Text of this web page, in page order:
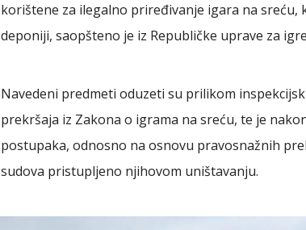
korištene za ilegalno priređivanje igara na
deponiji, saopšteno je iz Republičke uprave za
Navedeni predmeti oduzeti su prilikom
prekršaja iz Zakona o igrama na sreću, te je
postupaka, odnosno na osnovu pravosnažnih
sudova pristupljeno njihovom uništavanju.